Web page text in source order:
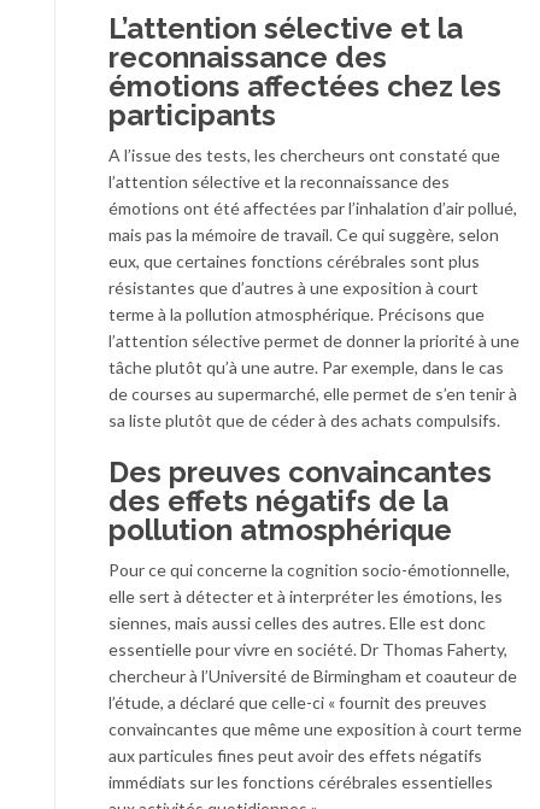
L’attention sélective et la
reconnaissance des
émotions affectées chez les
participants
A l’issue des tests, les chercheurs ont constaté que
l’attention sélective et la reconnaissance des
émotions ont été affectées par l’inhalation d’air pollué,
mais pas la mémoire de travail. Ce qui suggère, selon
eux, que certaines fonctions cérébrales sont plus
résistantes que d’autres à une exposition à court
terme à la pollution atmosphérique. Précisons que
l’attention sélective permet de donner la priorité à une
tâche plutôt qu’à une autre. Par exemple, dans le cas
de courses au supermarché, elle permet de s’en tenir à
sa liste plutôt que de céder à des achats compulsifs.
Des preuves convaincantes
des effets négatifs de la
pollution atmosphérique
Pour ce qui concerne la cognition socio-émotionnelle,
elle sert à détecter et à interpréter les émotions, les
siennes, mais aussi celles des autres. Elle est donc
essentielle pour vivre en société. Dr Thomas Faherty,
chercheur à l’Université de Birmingham et coauteur de
l’étude, a déclaré que celle-ci « fournit des preuves
convaincantes que même une exposition à court terme
aux particules fines peut avoir des effets négatifs
immédiats sur les fonctions cérébrales essentielles